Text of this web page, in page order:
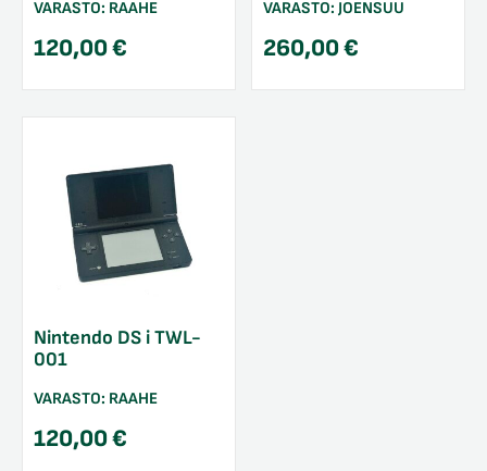
VARASTO: RAAHE
120,00€
VARASTO: JOENSUU
260,00€
Nintendo DS i TWL-
001
VARASTO: RAAHE
120,00€